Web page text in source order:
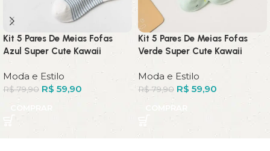
Kit 5 Pares De Meias Fofas
Azul Super Cute Kawaii
Moda e Estilo
R$79,90 R$ 59,90
Kit 5 Pares De Meias Fofas
Verde Super Cute Kawaii
Moda e Estilo
R$79,90 R$ 59,90